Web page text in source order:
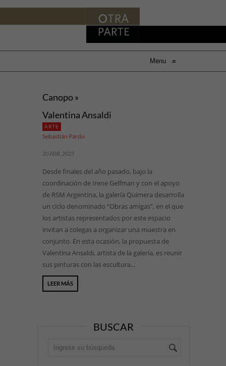
Menu ≡
Canopo »
Valentina Ansaldi
ARTE
Sebastián Pardo
20 ABR, 2023
Desde finales del año pasado, bajo la
coordinación de Irene Gelfman y con el apoyo
de RSM Argentina, la galería Quimera desarrolla
un ciclo denominado “Obras amigas”, en el que
los artistas representados por este espacio
invitan a colegas a organizar una muestra en
conjunto. En esta ocasión, la propuesta de
Valentina Ansaldi, artista de la galería, es reunir
sus pinturas con las escultura...
LEER MÁS
BUSCAR